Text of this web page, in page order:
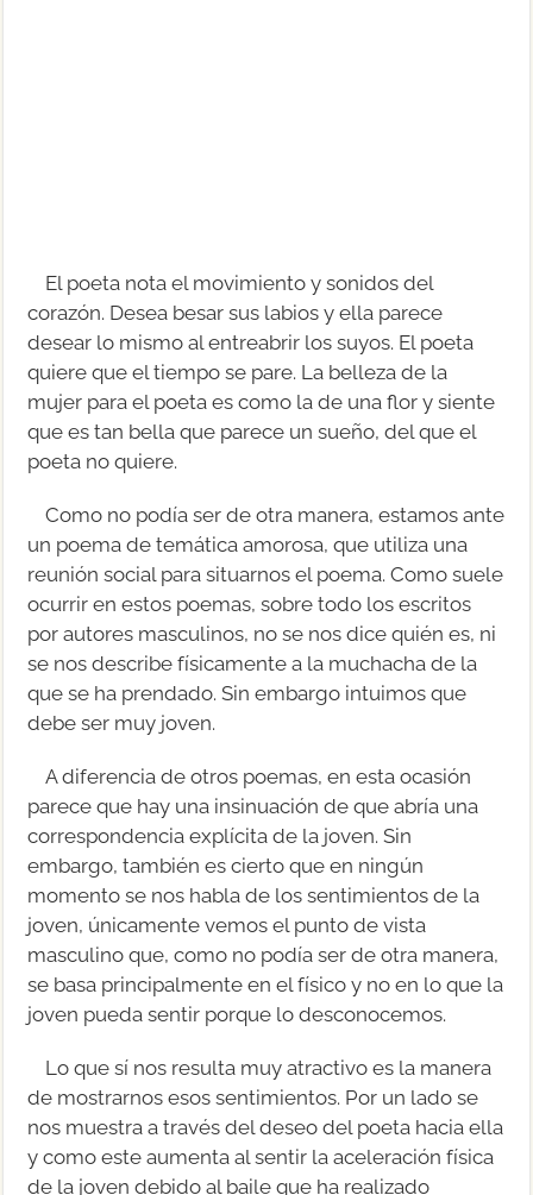
El poeta nota el movimiento y sonidos del
corazón. Desea besar sus labios y ella parece
desear lo mismo al entreabrir los suyos. El poeta
quiere que el tiempo se pare. La belleza de la
mujer para el poeta es como la de una flor y siente
que es tan bella que parece un sueño, del que el
poeta no quiere.
Como no podía ser de otra manera, estamos ante
un poema de temática amorosa, que utiliza una
reunión social para situarnos el poema. Como suele
ocurrir en estos poemas, sobre todo los escritos
por autores masculinos, no se nos dice quién es, ni
se nos describe físicamente a la muchacha de la
que se ha prendado. Sin embargo intuimos que
debe ser muy joven.
A diferencia de otros poemas, en esta ocasión
parece que hay una insinuación de que abría una
correspondencia explícita de la joven. Sin
embargo, también es cierto que en ningún
momento se nos habla de los sentimientos de la
joven, únicamente vemos el punto de vista
masculino que, como no podía ser de otra manera,
se basa principalmente en el físico y no en lo que la
joven pueda sentir porque lo desconocemos.
Lo que sí nos resulta muy atractivo es la manera
de mostrarnos esos sentimientos. Por un lado se
nos muestra a través del deseo del poeta hacia ella
y como este aumenta al sentir la aceleración física
de la joven debido al baile que ha realizado